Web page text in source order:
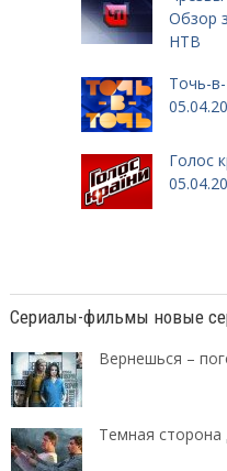
Обзор
НТВ
Точь-
Голос
Сериалы-фильмы новые
Вернешься –
Темная сторона